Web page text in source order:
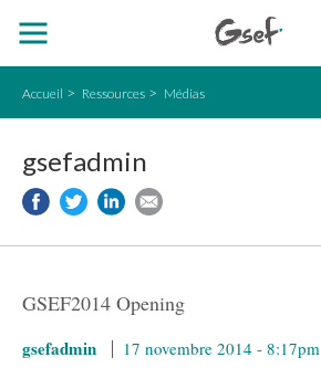
Accueil Ressources Médias
gsefadmin
GSEF2014 Opening
gsefadmin 17 novembre 2014 - 8:17pm